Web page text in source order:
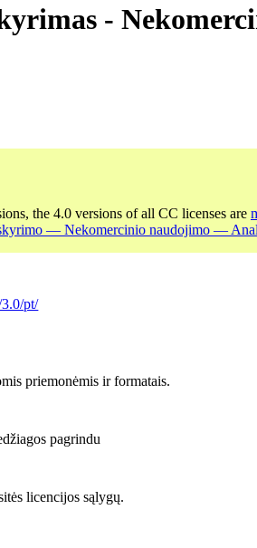
-
the 4.0 versions of all CC licenses are
— Nekomercinio naudojimo —
pt/
priemonėmis ir formatais.
pagrindu
licencijos sąlygų.